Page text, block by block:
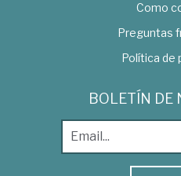
Como
Preguntas
Política de
BOLETÍN DE